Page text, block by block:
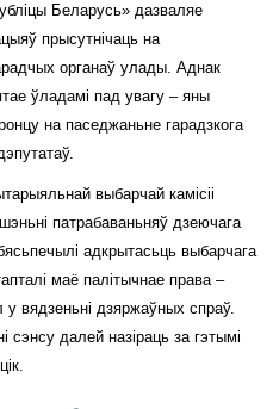
Беларусь» дазваляе
прысутнічаць на
органаў улады. Аднак
ўладамі пад увагу – яны
на паседжаньне гарадзкога
выбарчай камісіі
патрабаваньняў дзеючага
адкрытасьць выбарчага
маё палітычнае права –
у вядзеньні дзяржаўных спраў.
далей назіраць за гэтымі